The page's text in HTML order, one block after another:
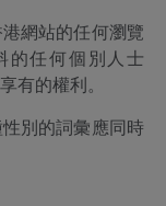
網站的任何瀏覽
的任何個別人士
有的權利。
別的詞彙應同時